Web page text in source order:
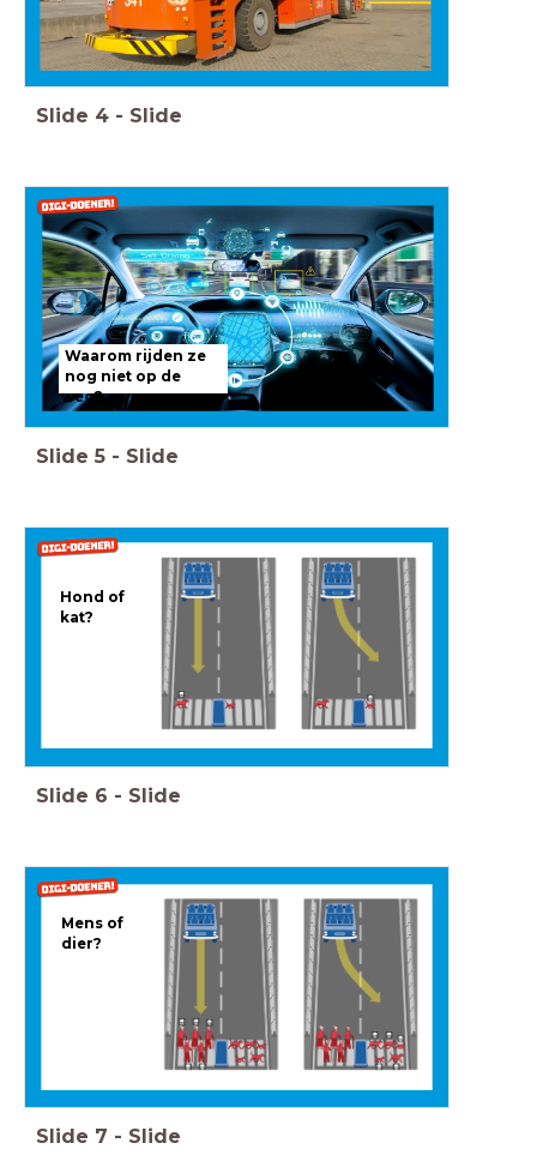
Slide 4 - Slide
Waarom rijden ze
nog niet op de
weg?
Slide 5 - Slide
Hond of
kat?
Slide 6 - Slide
Mens of
dier?
Slide 7 - Slide